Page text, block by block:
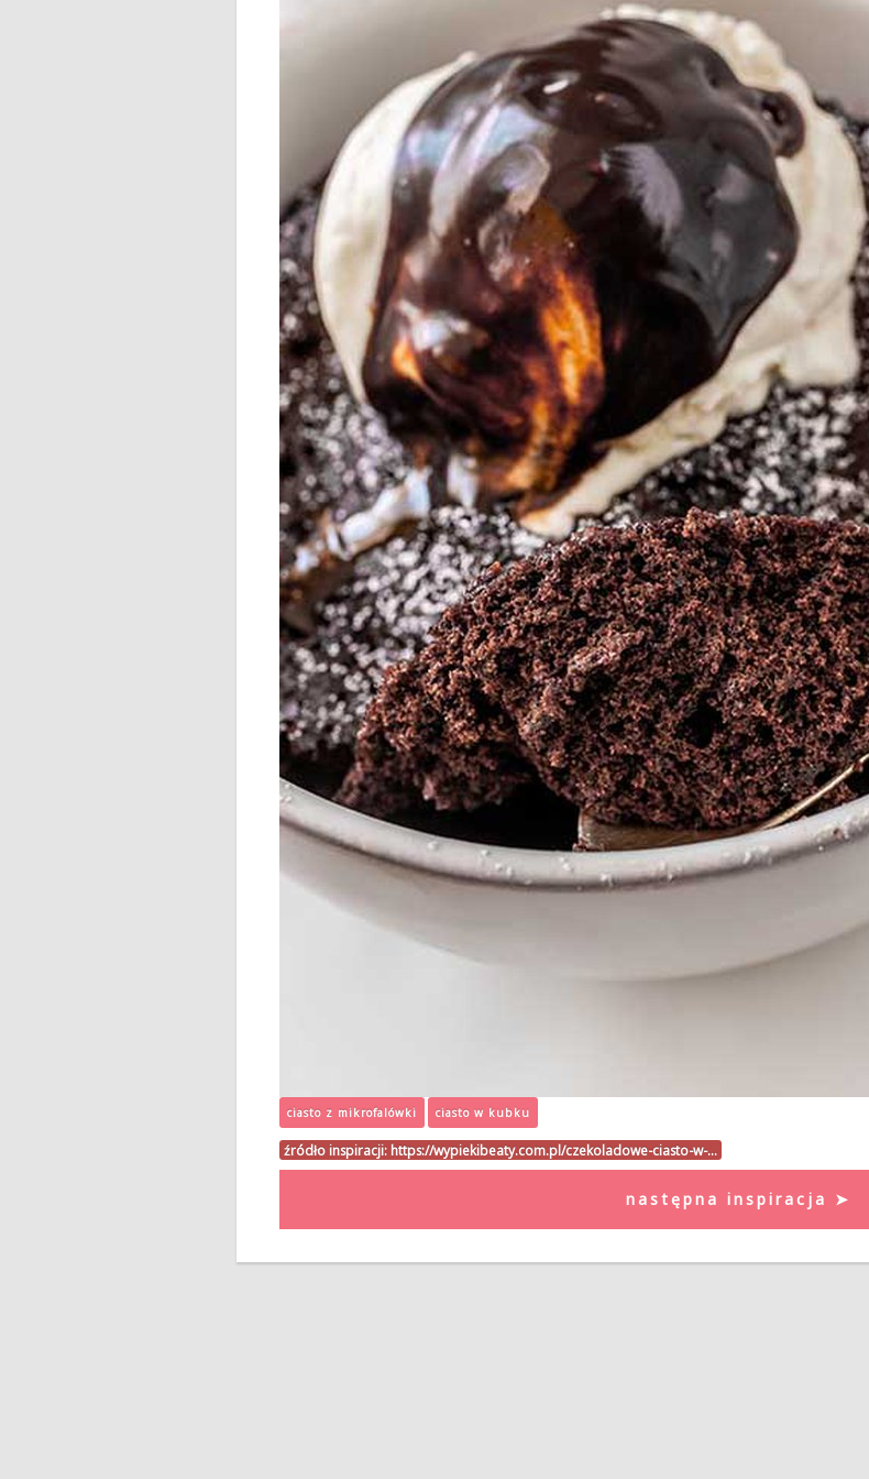
ciasto z mikrofalówki ciasto w kubku
źródło inspiracji: https://wypiekibeaty.com.pl/czekoladowe-ciasto-w-…
następna inspiracja ➤